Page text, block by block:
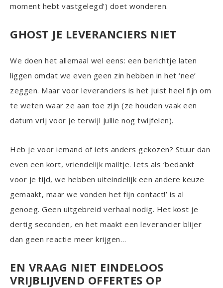
moment hebt vastgelegd’) doet wonderen.
GHOST JE LEVERANCIERS NIET
We doen het allemaal wel eens: een berichtje laten
liggen omdat we even geen zin hebben in het ‘nee’
zeggen. Maar voor leveranciers is het juist heel fijn om
te weten waar ze aan toe zijn (ze houden vaak een
datum vrij voor je terwijl jullie nog twijfelen).
Heb je voor iemand of iets anders gekozen? Stuur dan
even een kort, vriendelijk mailtje. Iets als ‘bedankt
voor je tijd, we hebben uiteindelijk een andere keuze
gemaakt, maar we vonden het fijn contact!’ is al
genoeg. Geen uitgebreid verhaal nodig. Het kost je
dertig seconden, en het maakt een leverancier blijer
dan geen reactie meer krijgen…
EN VRAAG NIET EINDELOOS
VRIJBLIJVEND OFFERTES OP